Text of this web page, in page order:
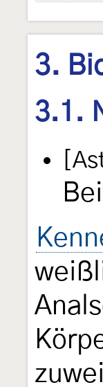
3.
3.1.